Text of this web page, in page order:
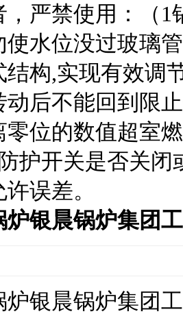
严禁使用：（
水位没过玻璃
结构,实现有效调
动后不能回到限
零位的数值超室
防护开关是否关
误差。
炉银晨锅炉集团
银晨锅炉集团